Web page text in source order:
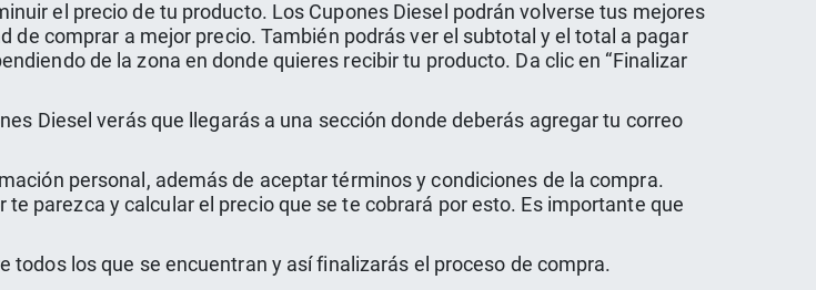
el precio de tu producto. Los Cupones Diesel podrán volverse tus mejores
de comprar a mejor precio. También podrás ver el subtotal y el total a pagar
de la zona en donde quieres recibir tu producto. Da clic en “Finalizar
Diesel verás que llegarás a una sección donde deberás agregar tu correo
personal, además de aceptar términos y condiciones de la compra.
parezca y calcular el precio que se te cobrará por esto. Es importante que
los que se encuentran y así finalizarás el proceso de compra.